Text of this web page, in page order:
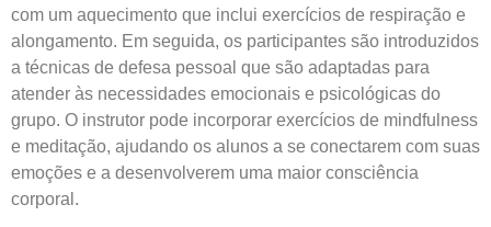
com um aquecimento que inclui exercícios de respiração e
alongamento. Em seguida, os participantes são introduzidos
a técnicas de defesa pessoal que são adaptadas para
atender às necessidades emocionais e psicológicas do
grupo. O instrutor pode incorporar exercícios de mindfulness
e meditação, ajudando os alunos a se conectarem com suas
emoções e a desenvolverem uma maior consciência
corporal.